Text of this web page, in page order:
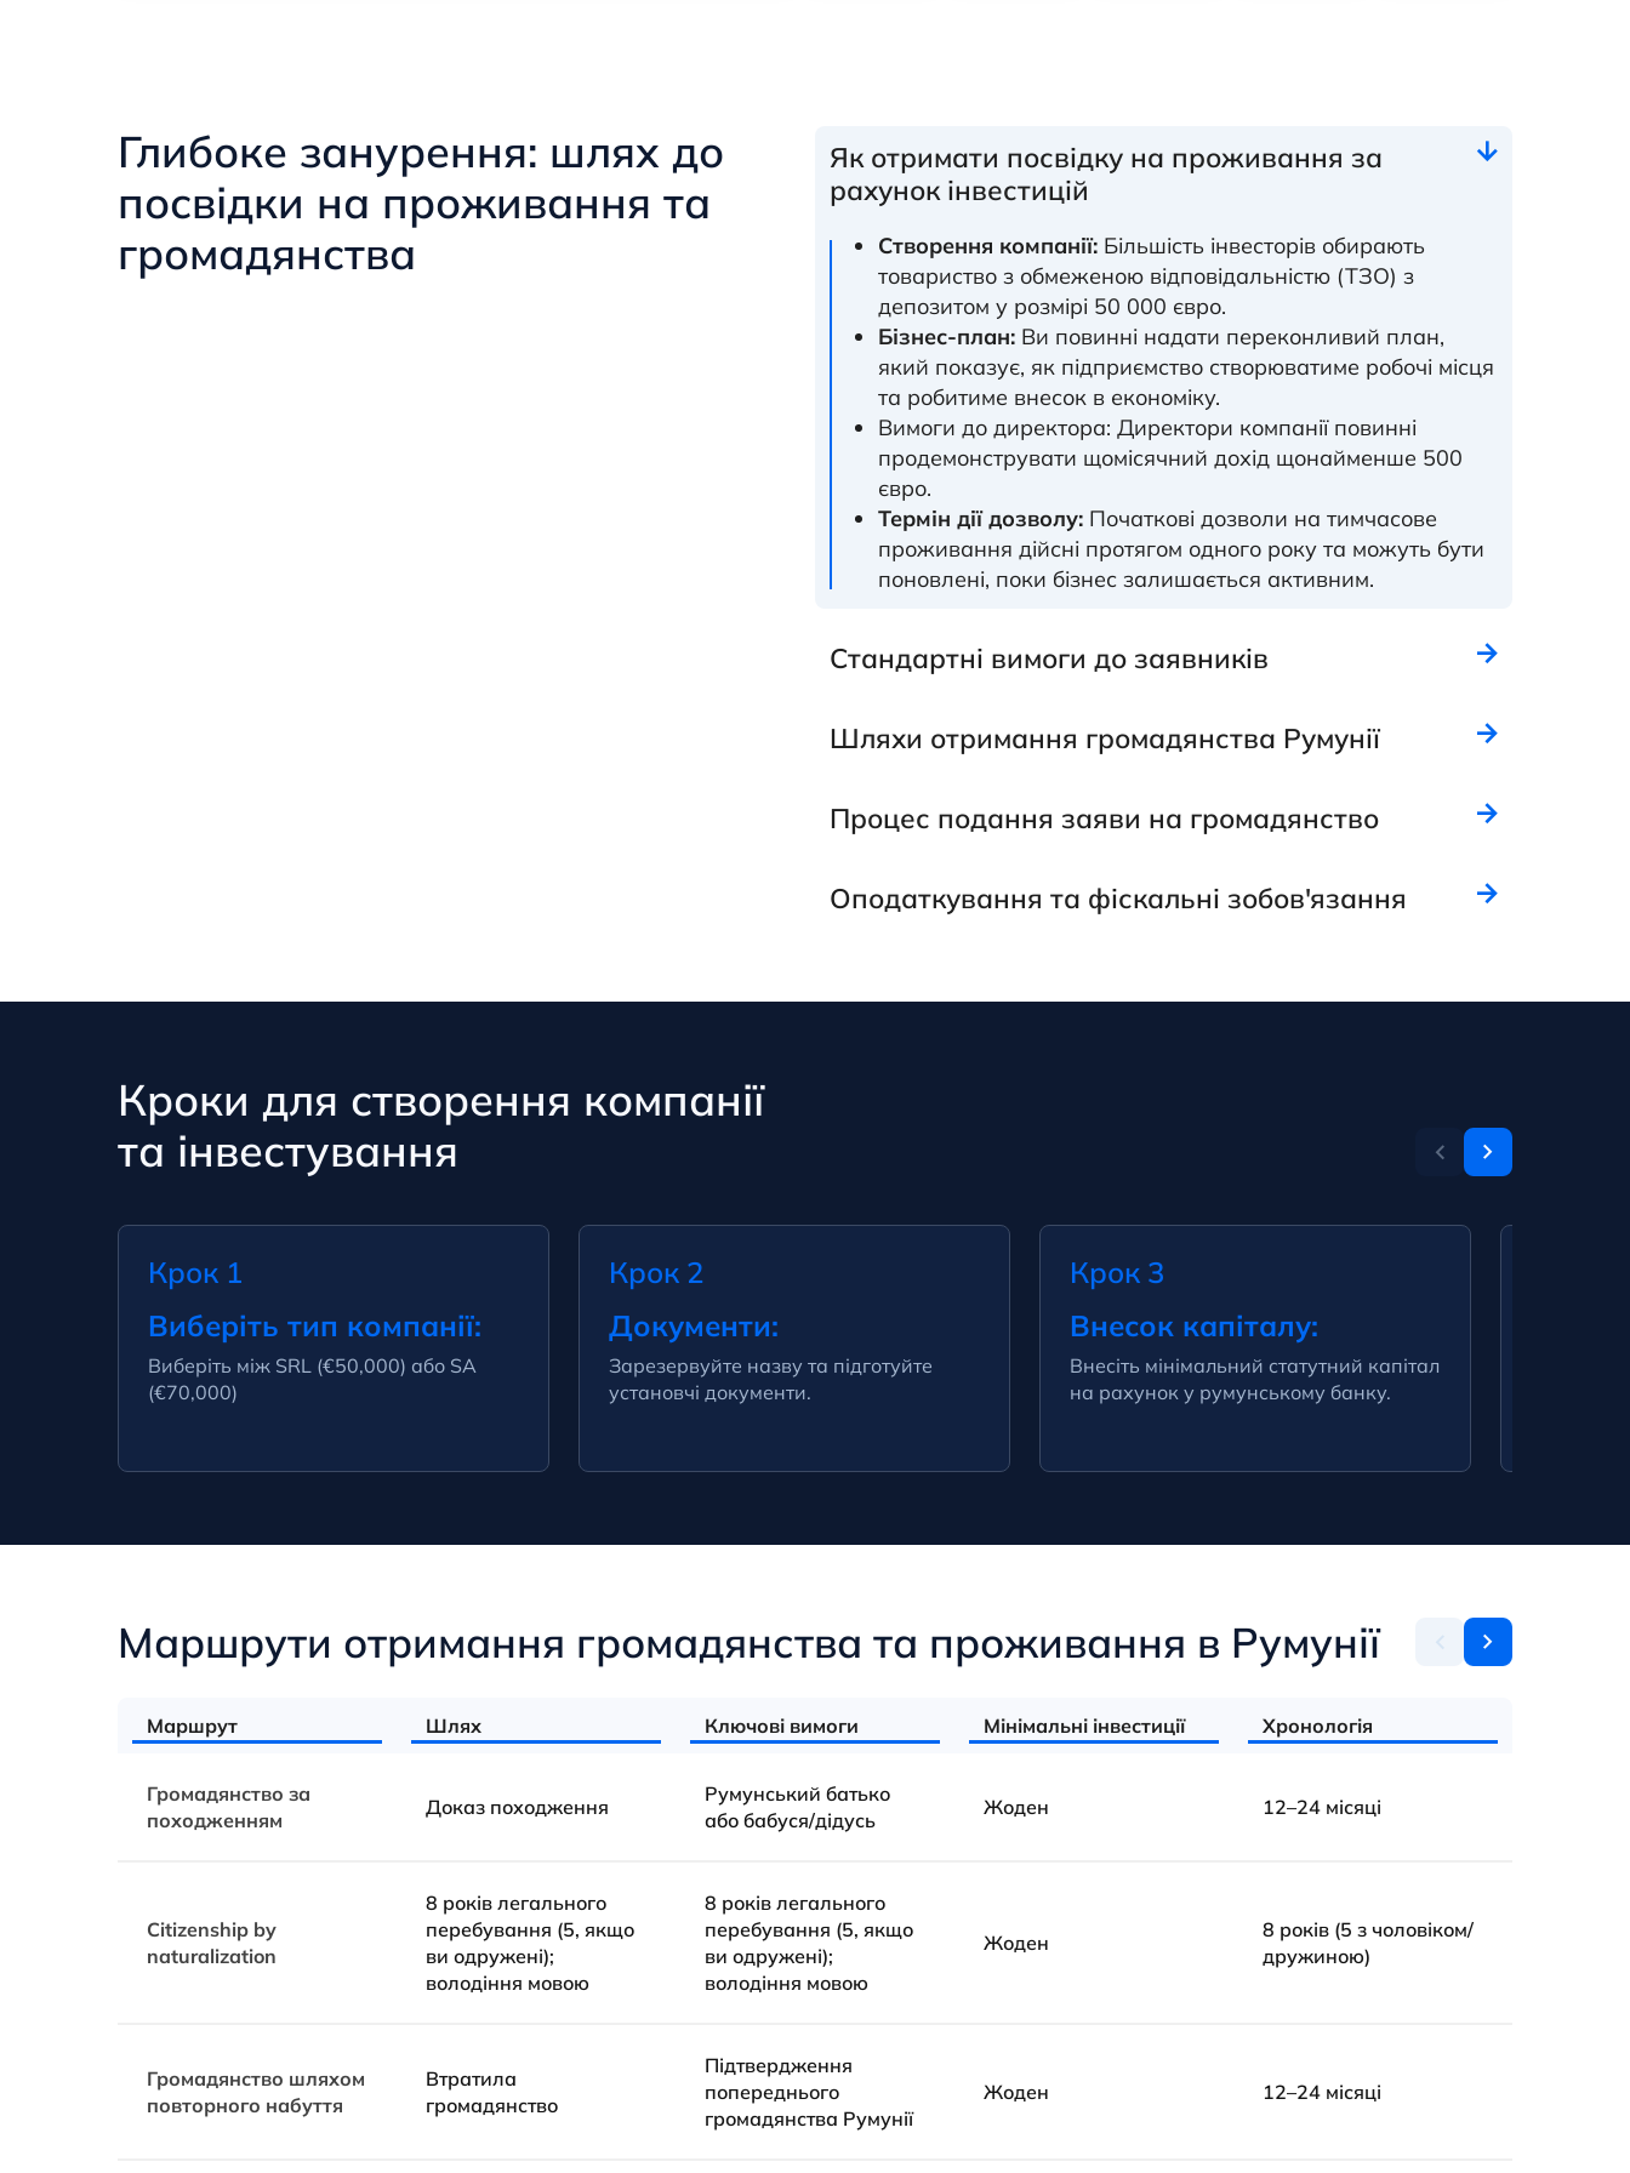
Глибоке занурення: шлях до
посвідки на проживання та
громадянства
Як отримати посвідку на проживання за
рахунок інвестицій
Створення компанії: Більшість інвесторів обирають
товариство з обмеженою відповідальністю (ТЗО) з
депозитом у розмірі 50 000 євро.
Бізнес-план: Ви повинні надати переконливий план,
який показує, як підприємство створюватиме робочі місця
та робитиме внесок в економіку.
Вимоги до директора: Директори компанії повинні
продемонструвати щомісячний дохід щонайменше 500
євро.
Термін дії дозволу: Початкові дозволи на тимчасове
проживання дійсні протягом одного року та можуть бути
поновлені, поки бізнес залишається активним.
Стандартні вимоги до заявників
Шляхи отримання громадянства Румунії
Процес подання заяви на громадянство
Оподаткування та фіскальні зобов'язання
Кроки для створення компанії
та інвестування
Крок 1
Виберіть тип компанії:
Виберіть між SRL (€50,000) або SA
(€70,000)
Крок 2
Документи:
Зарезервуйте назву та підготуйте
установчі документи.
Крок 3
Внесок капіталу:
Внесіть мінімальний статутний капітал
на рахунок у румунському банку.
Маршрути отримання громадянства та проживання в Румунії
Маршрут Шлях Ключові вимоги Мінімальні інвестиції Хронологія
Громадянство за
походженням
Доказ походження
Румунський батько
або бабуся/дідусь
Жоден 12–24 місяці
Citizenship by
naturalization
8 років легального
перебування (5, якщо
ви одружені);
володіння мовою
8 років легального
перебування (5, якщо
ви одружені);
володіння мовою
Жоден
8 років (5 з чоловіком/
дружиною)
Громадянство шляхом
повторного набуття
Втратила
громадянство
Підтвердження
попереднього
громадянства Румунії
Жоден 12–24 місяці